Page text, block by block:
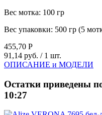
Вес мотка: 100 гр
Вес упаковки: 500 гр (5
455,70 Р
91,14 руб. / 1 шт.
ОПИСАНИЕ и МОДЕЛИ
Остатки приведены
10:27